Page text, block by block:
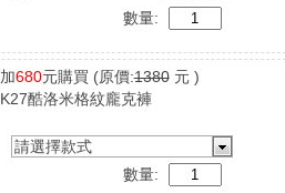
數量:
加680元購買 (原價:1380元 )
K27酷洛米格紋龐克褲
請選擇款式
數量: